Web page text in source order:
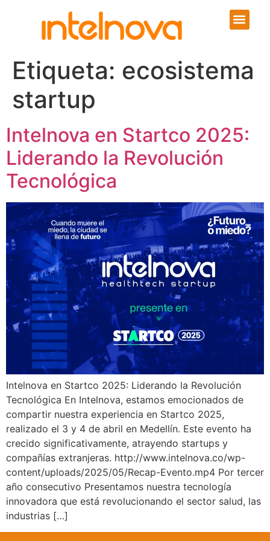
Etiqueta: ecosistema
startup
Intelnova en Startco 2025:
Liderando la Revolución
Tecnológica
Intelnova en Startco 2025: Liderando la Revolución
Tecnológica En Intelnova, estamos emocionados de
compartir nuestra experiencia en Startco 2025,
realizado el 3 y 4 de abril en Medellín. Este evento ha
crecido significativamente, atrayendo startups y
compañías extranjeras. http://www.intelnova.co/wp-
content/uploads/2025/05/Recap-Evento.mp4 Por tercer
año consecutivo Presentamos nuestra tecnología
innovadora que está revolucionando el sector salud, las
industrias […]